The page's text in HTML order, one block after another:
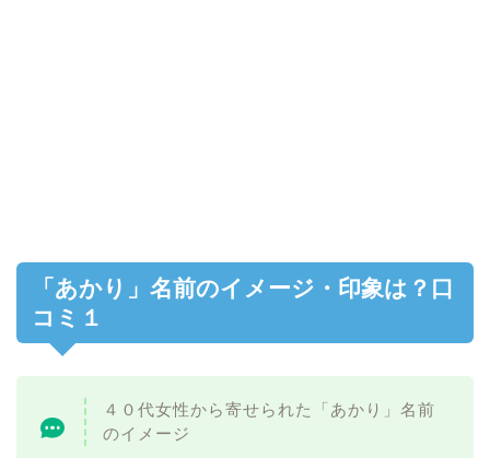
「あかり」名前のイメージ・印象は？口
コミ１
４０代女性から寄せられた「あかり」名前
のイメージ